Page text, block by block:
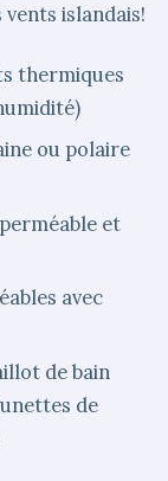
islandais!
thermiques
ou polaire
et
avec
de bain
de